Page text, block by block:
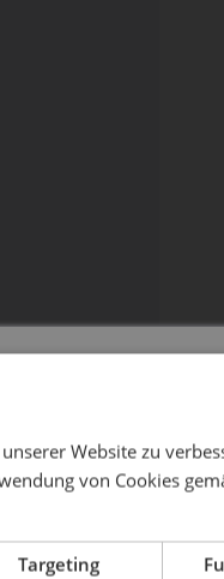
ERWACHT
Service, den es
oder ein Update?
Website zu
von Cookies
Targeting